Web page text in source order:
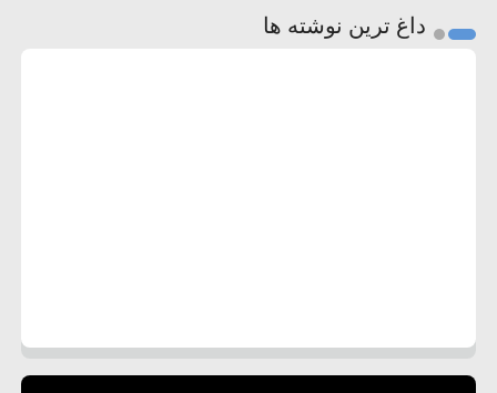
داغ ترین نوشته ها